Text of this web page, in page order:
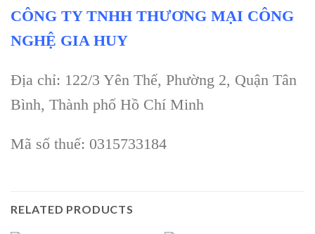
CÔNG TY TNHH THƯƠNG MẠI CÔNG
NGHỆ GIA HUY
Địa chỉ: 122/3 Yên Thế, Phường 2, Quận Tân
Bình, Thành phố Hồ Chí Minh
Mã số thuế: 0315733184
RELATED PRODUCTS